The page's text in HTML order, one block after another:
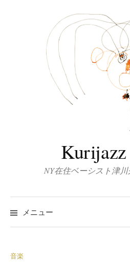
NY在住ベーシスト津
メニュー
音楽